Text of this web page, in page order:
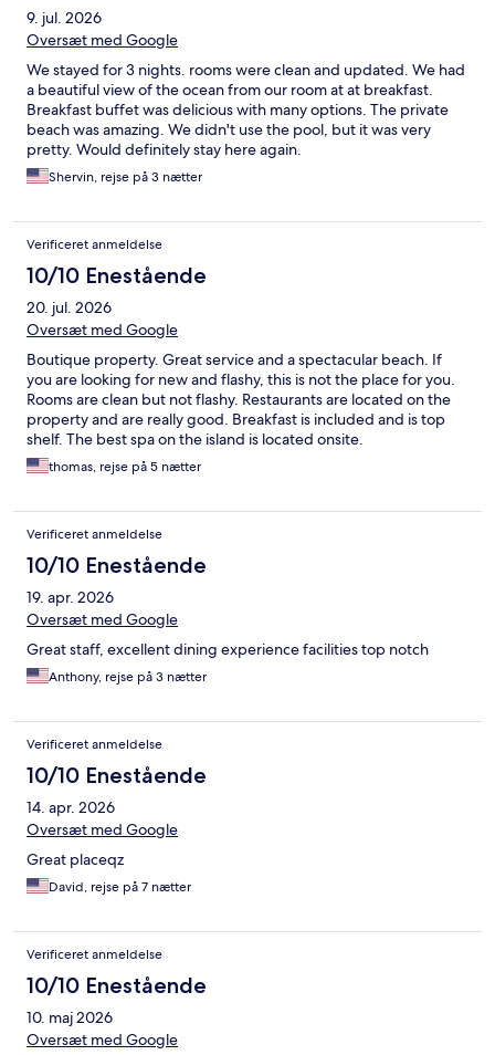
9. jul. 2026
Oversæt med Google
We stayed for 3 nights. rooms were clean and updated. We had
a beautiful view of the ocean from our room at at breakfast.
Breakfast buffet was delicious with many options. The private
beach was amazing. We didn't use the pool, but it was very
pretty. Would definitely stay here again.
Shervin, rejse på 3 nætter
Verificeret anmeldelse
10/10 Enestående
20. jul. 2026
Oversæt med Google
Boutique property. Great service and a spectacular beach. If
you are looking for new and flashy, this is not the place for you.
Rooms are clean but not flashy. Restaurants are located on the
property and are really good. Breakfast is included and is top
shelf. The best spa on the island is located onsite.
thomas, rejse på 5 nætter
Verificeret anmeldelse
10/10 Enestående
19. apr. 2026
Oversæt med Google
Great staff, excellent dining experience facilities top notch
Anthony, rejse på 3 nætter
Verificeret anmeldelse
10/10 Enestående
14. apr. 2026
Oversæt med Google
Great placeqz
David, rejse på 7 nætter
Verificeret anmeldelse
10/10 Enestående
10. maj 2026
Oversæt med Google